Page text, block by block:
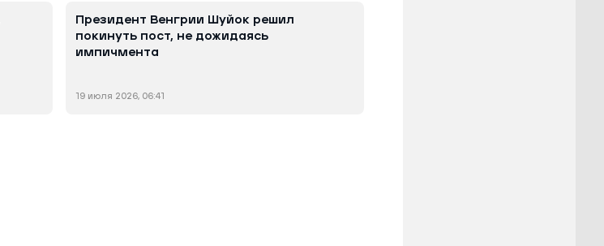
Президент Венгрии Шуйок решил
покинуть пост, не дожидаясь
импичмента
19 июля 2026, 06:41